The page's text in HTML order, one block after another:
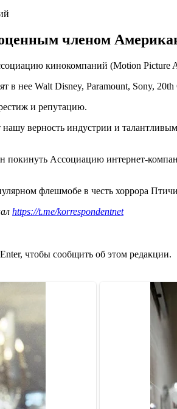
членом
кинокомпаний (Motion Picture
нее Walt Disney, Paramount, Sony,
и репутацию.
верность индустрии и
Ассоциацию интернет-
флешмобе в честь хоррора
https://t.me/korrespondentnet
чтобы сообщить об этом редакции.